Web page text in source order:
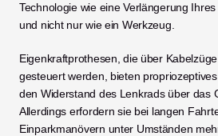
Technologie wie eine Verlängerung
und nicht nur wie ein Werkzeug.
Eigenkraftprothesen, die über
gesteuert werden, bieten
den Widerstand des Lenkrads über das
Allerdings erfordern sie bei langen
Einparkmanövern unter Umständen